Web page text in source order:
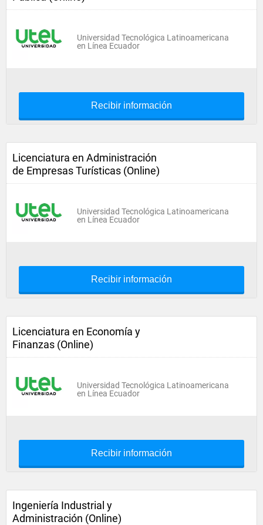
Universidad Tecnológica Latinoamericana
en Línea Ecuador
Recibir información
Licenciatura en Administración
de Empresas Turísticas (Online)
Universidad Tecnológica Latinoamericana
en Línea Ecuador
Recibir información
Licenciatura en Economía y
Finanzas (Online)
Universidad Tecnológica Latinoamericana
en Línea Ecuador
Recibir información
Ingeniería Industrial y
Administración (Online)